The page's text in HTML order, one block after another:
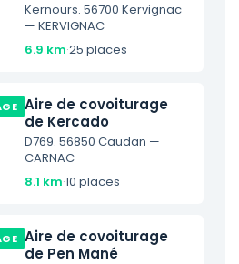
Kernours. 56700 Kervignac
— KERVIGNAC
6.9 km·25 places
Aire de covoiturage
de Kercado
D769. 56850 Caudan —
CARNAC
8.1 km·10 places
Aire de covoiturage
de Pen Mané